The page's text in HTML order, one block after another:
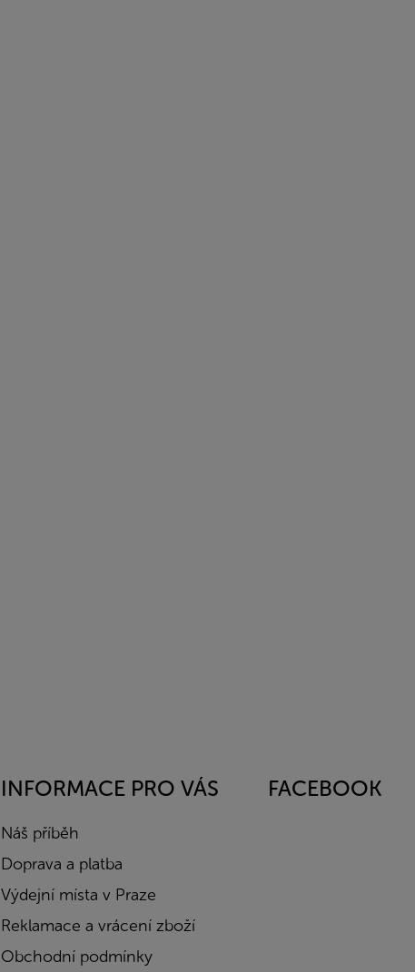
INFORMACE PRO VÁS
Náš příběh
Doprava a platba
Výdejní místa v Praze
Reklamace a vrácení zboží
Obchodní podmínky
FACEBOOK